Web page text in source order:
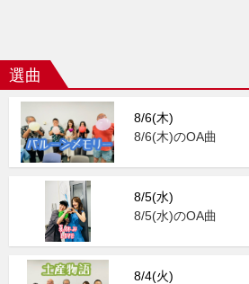
選曲
8/6(木)
8/6(木)のOA曲
8/5(水)
8/5(水)のOA曲
8/4(火)